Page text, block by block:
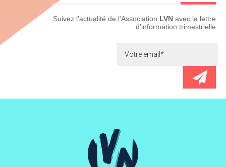
Newsletter Suivez l'actualité de l'Association LVN avec la lettre
d'information trimestrielle